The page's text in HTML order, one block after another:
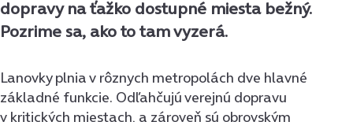
dopravy na ťažko dostupné miesta bežný.
Pozrime sa, ako to tam vyzerá.
Lanovky plnia v rôznych metropolách dve hlavné
základné funkcie. Odľahčujú verejnú dopravu
v kritických miestach, a zároveň sú obrovským